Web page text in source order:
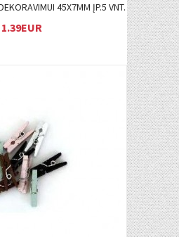
45X7MM ĮP.5 VNT.
1.39EUR
Į KREPŠELĮ